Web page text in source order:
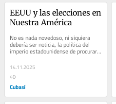
EEUU y las elecciones en
Nuestra América
No es nada novedoso, ni siquiera
debería ser noticia, la política del
imperio estadounidense de procurar
influir a favor de sus intereses, en
los...
14.11.2025
40
Cubasí